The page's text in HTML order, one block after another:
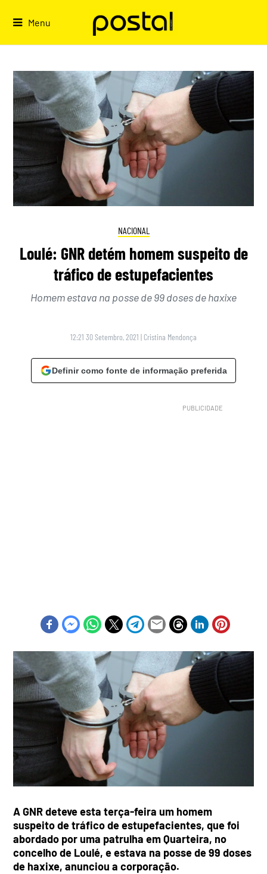
Menu
NACIONAL
Loulé: GNR detém homem suspeito de
tráfico de estupefacientes
Homem estava na posse de 99 doses de haxixe
12:21 30 Setembro, 2021 | Cristina Mendonça
Definir como fonte de informação preferida
A GNR deteve esta terça-feira um homem
suspeito de tráfico de estupefacientes, que foi
abordado por uma patrulha em Quarteira, no
concelho de Loulé, e estava na posse de 99 doses
de haxixe, anunciou a corporação.